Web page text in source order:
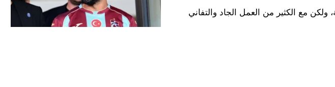
صعب للغاية، ولكن مع الكثير من العمل الجاد والتفاني